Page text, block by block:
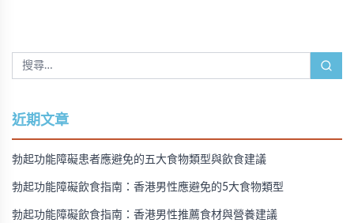
近期文章
勃起功能障礙患者應避免的五大食物類型與飲食建議
勃起功能障礙飲食指南：香港男性應避免的5大食物類型
勃起功能障礙飲食指南：香港男性推薦食材與營養建議